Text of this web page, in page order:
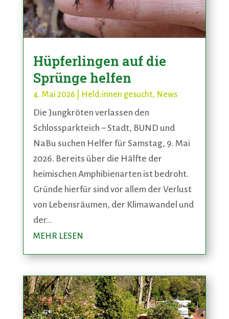
Hüpferlingen auf die
Sprünge helfen
4. Mai 2026 Held:innen gesucht, News
Die Jungkröten verlassen den
Schlossparkteich – Stadt, BUND und
NaBu suchen Helfer für Samstag, 9. Mai
2026. Bereits über die Hälfte der
heimischen Amphibienarten ist bedroht.
Gründe hierfür sind vor allem der Verlust
von Lebensräumen, der Klimawandel und
der...
MEHR LESEN